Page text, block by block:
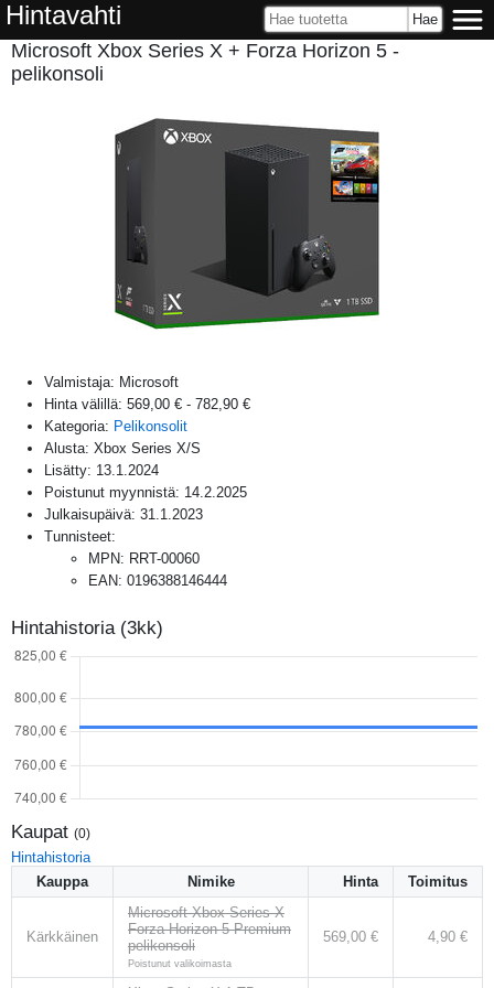
Hintavahti
Microsoft Xbox Series X + Forza Horizon 5 -
pelikonsoli
Valmistaja: Microsoft
Hinta välillä: 569,00 € - 782,90 €
Kategoria: Pelikonsolit
Alusta: Xbox Series X/S
Lisätty: 13.1.2024
Poistunut myynnistä: 14.2.2025
Julkaisupäivä: 31.1.2023
Tunnisteet:
MPN: RRT-00060
EAN: 0196388146444
Hintahistoria (3kk)
Kaupat (0)
Hintahistoria
Kauppa
Nimike Hinta Toimitus
Kärkkäinen
Microsoft Xbox Series X
Forza Horizon 5 Premium
pelikonsoli
Poistunut valikoimasta
569,00 € 4,90 €